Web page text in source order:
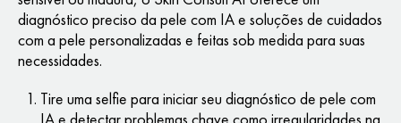
diagnóstico preciso da pele com IA e soluções de cuidados
com a pele personalizadas e feitas sob medida para suas
necessidades.
Tire uma selfie para iniciar seu diagnóstico de pele com